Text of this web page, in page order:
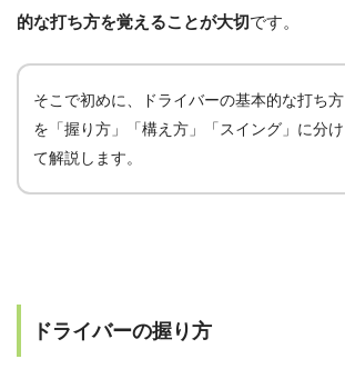
的な打ち方を覚えることが大切です。
そこで初めに、ドライバーの基本的な打ち方
を「握り方」「構え方」「スイング」に分け
て解説します。
ドライバーの握り方